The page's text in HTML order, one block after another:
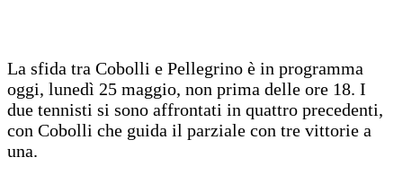
La sfida tra Cobolli e Pellegrino è in programma
oggi, lunedì 25 maggio, non prima delle ore 18. I
due tennisti si sono affrontati in quattro precedenti,
con Cobolli che guida il parziale con tre vittorie a
una.